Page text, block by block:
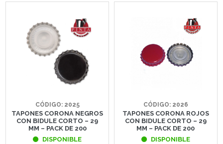
CÓDIGO: 2025
TAPONES CORONA NEGROS
CON BIDULE CORTO – 29
MM – PACK DE 200
DISPONIBLE
CÓDIGO: 2026
TAPONES CORONA ROJOS
CON BIDULE CORTO – 29
MM – PACK DE 200
DISPONIBLE